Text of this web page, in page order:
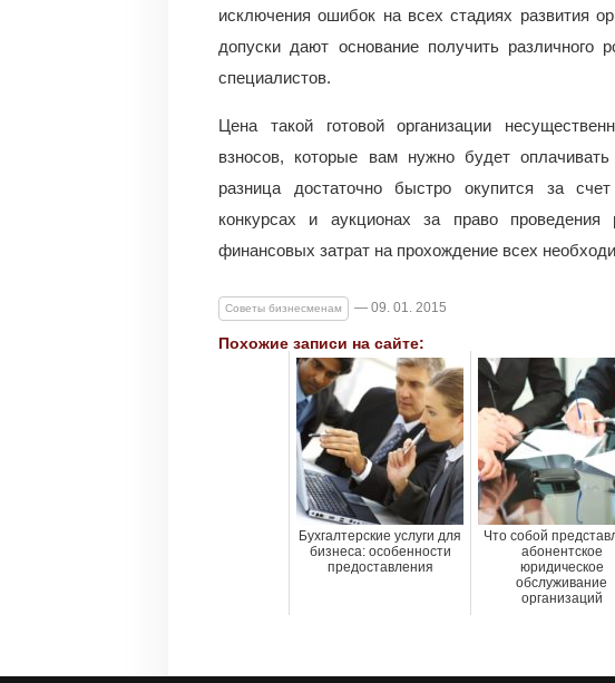
исключения ошибок на всех стадиях развития
допуски дают основание получить
специалистов.
Цена такой готовой организации
взносов, которые вам нужно будет
разница достаточно быстро окупится за
конкурсах и аукционах за право
финансовых затрат на прохождение всех
Советы бизнесменам — 09. 01. 2015
Похожие записи на сайте:
Бухгалтерские услуги для
бизнеса: особенности
предоставления
Что собой
абонентское
юридическое
обслуживание
организаций